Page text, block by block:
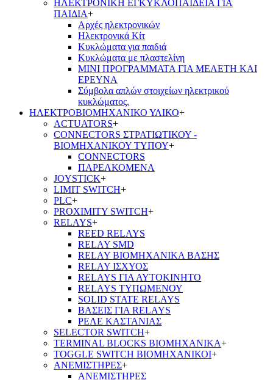
ΗΛΕΚΤΡΟΝΙΚΗ ΕΓΚΥΚΛΟΠΑΙΔΕΙΑ ΓΙΑ
ΠΑΙΔΙΑ+
Αρχές ηλεκτρονικών
Ηλεκτρονικά Κίτ
Κυκλώματα για παιδιά
Κυκλώματα με πλαστελίνη
ΜΙΝΙ ΠΡΟΓΡΑΜΜΑΤΑ ΓΙΑ ΜΕΛΕΤΗ ΚΑΙ
ΕΡΕΥΝΑ
Σύμβολα απλών στοιχείων ηλεκτρικού
κυκλώματος.
ΗΛΕΚΤΡΟΒΙΟΜΗΧΑΝΙΚΟ ΥΛΙΚΟ+
ACTUATORS+
CONNECTORS ΣΤΡΑΤΙΩΤΙΚΟΥ -
ΒΙΟΜΗΧΑΝΙΚΟΥ ΤΥΠΟΥ+
CONNECTORS
ΠΑΡΕΛΚΟΜΕΝΑ
JOYSTICK+
LIMIT SWITCH+
PLC+
PROXIMITY SWITCH+
RELAYS+
REED RELAYS
RELAY SMD
RELAY ΒΙΟΜΗΧΑΝΙΚΑ ΒΑΣΗΣ
RELAY ΙΣΧΥΟΣ
RELAYS ΓΙΑ ΑΥΤΟΚΙΝΗΤΟ
RELAYS ΤΥΠΩΜΕΝΟΥ
SOLID STATE RELAYS
ΒΑΣΕΙΣ ΓΙΑ RELAYS
ΡΕΛΕ ΚΑΣΤΑΝΙΑΣ
SELECTOR SWITCH+
TERMINAL BLOCKS ΒΙΟΜΗΧΑΝΙΚΑ+
TOGGLE SWITCH ΒΙΟΜΗΧΑΝΙΚΟΙ+
ΑΝΕΜΙΣΤΗΡΕΣ+
ΑΝΕΜΙΣΤΗΡΕΣ